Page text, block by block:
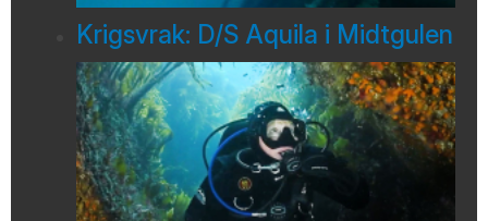
Krigsvrak: D/S Aquila i Midtgulen